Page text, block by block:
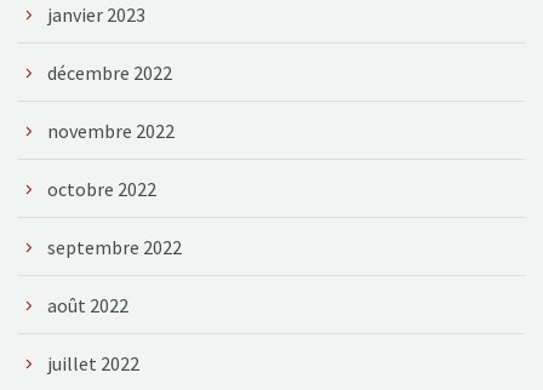
janvier 2023
décembre 2022
novembre 2022
octobre 2022
septembre 2022
août 2022
juillet 2022